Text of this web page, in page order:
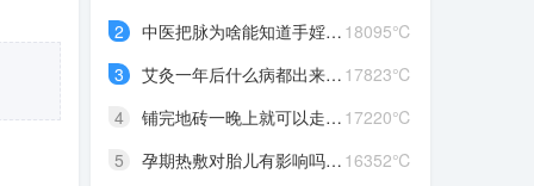
18095℃
2
中医把脉为啥能知道手婬，...
17823℃
3
艾灸一年后什么病都出来了...
17220℃
4
铺完地砖一晚上就可以走了...
16352℃
5
孕期热敷对胎儿有影响吗?知...